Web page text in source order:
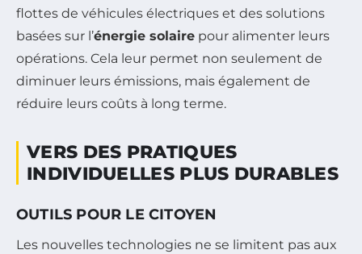
flottes de véhicules électriques et des solutions
basées sur l’énergie solaire pour alimenter leurs
opérations. Cela leur permet non seulement de
diminuer leurs émissions, mais également de
réduire leurs coûts à long terme.
VERS DES PRATIQUES
INDIVIDUELLES PLUS DURABLES
OUTILS POUR LE CITOYEN
Les nouvelles technologies ne se limitent pas aux